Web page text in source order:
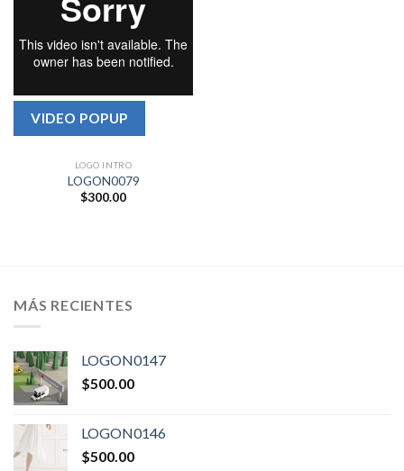
VIDEO POPUP
LOGO INTRO
LOGON0079
$300.00
MÁS RECIENTES
LOGON0147
$500.00
LOGON0146
$500.00